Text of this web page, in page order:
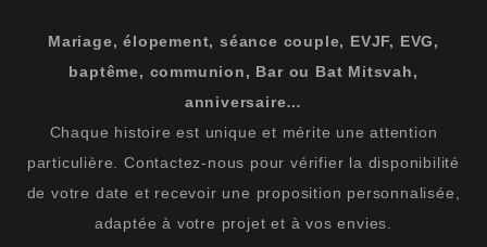
Mariage, élopement, séance couple, EVJF, EVG,
baptême, communion, Bar ou Bat Mitsvah,
anniversaire…
Chaque histoire est unique et mérite une attention
particulière. Contactez-nous pour vérifier la disponibilité
de votre date et recevoir une proposition personnalisée,
adaptée à votre projet et à vos envies.